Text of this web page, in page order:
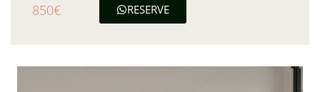
850€ RESERVE